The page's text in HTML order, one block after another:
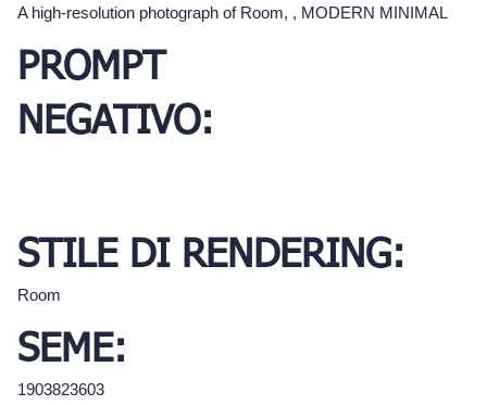
A high-resolution photograph of Room, , MODERN MINIMAL
PROMPT
NEGATIVO:
STILE DI RENDERING:
Room
SEME:
1903823603